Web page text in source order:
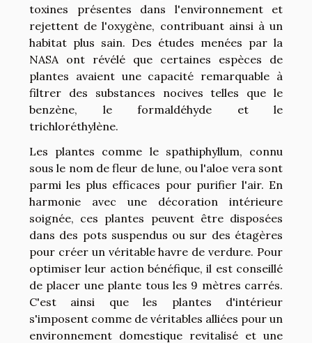
toxines présentes dans l'environnement et
rejettent de l'oxygène, contribuant ainsi à un
habitat plus sain. Des études menées par la
NASA ont révélé que certaines espèces de
plantes avaient une capacité remarquable à
filtrer des substances nocives telles que le
benzène, le formaldéhyde et le
trichloréthylène.
Les plantes comme le spathiphyllum, connu
sous le nom de fleur de lune, ou l'aloe vera sont
parmi les plus efficaces pour purifier l'air. En
harmonie avec une décoration intérieure
soignée, ces plantes peuvent être disposées
dans des pots suspendus ou sur des étagères
pour créer un véritable havre de verdure. Pour
optimiser leur action bénéfique, il est conseillé
de placer une plante tous les 9 mètres carrés.
C'est ainsi que les plantes d'intérieur
s'imposent comme de véritables alliées pour un
environnement domestique revitalisé et une